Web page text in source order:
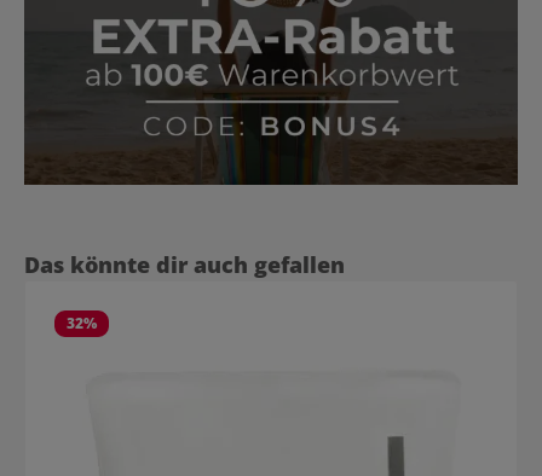
Produktgalerie überspringen
Das könnte dir auch gefallen
32%